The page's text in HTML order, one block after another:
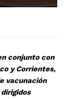
conjunto con
y Corrientes,
vacunación